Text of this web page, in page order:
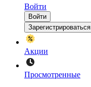
Войти
Войти
Зарегистрироваться
Акции
Просмотренные